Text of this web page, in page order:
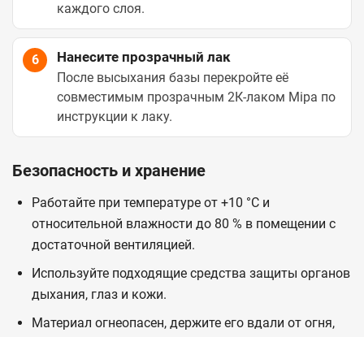
каждого слоя.
6 Нанесите прозрачный лак
После высыхания базы перекройте её
совместимым прозрачным 2К-лаком Mipa по
инструкции к лаку.
Безопасность и хранение
Работайте при температуре от +10 °C и
относительной влажности до 80 % в помещении с
достаточной вентиляцией.
Используйте подходящие средства защиты органов
дыхания, глаз и кожи.
Материал огнеопасен, держите его вдали от огня,